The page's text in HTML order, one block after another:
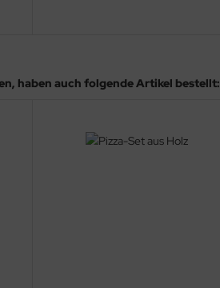
haben auch folgende Artikel bestellt: